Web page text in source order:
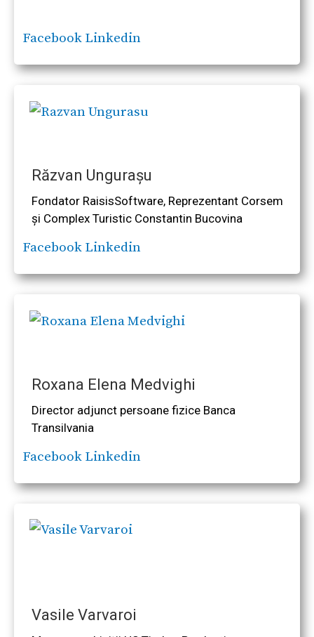
Facebook Linkedin
Răzvan Ungurașu
Fondator RaisisSoftware, Reprezentant Corsem
și Complex Turistic Constantin Bucovina
Facebook Linkedin
Roxana Elena Medvighi
Director adjunct persoane fizice Banca
Transilvania
Facebook Linkedin
Vasile Varvaroi